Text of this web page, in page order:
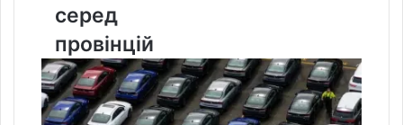
серед
провінцій
серед
провінцій